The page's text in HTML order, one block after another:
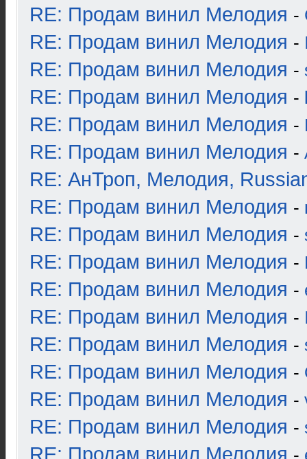
RE: Продам винил Мелодия -
RE: Продам винил Мелодия -
RE: Продам винил Мелодия -
RE: Продам винил Мелодия -
RE: Продам винил Мелодия -
RE: Продам винил Мелодия -
RE: АнТроп, Мелодия,
RE: Продам винил Мелодия -
RE: Продам винил Мелодия -
RE: Продам винил Мелодия -
RE: Продам винил Мелодия -
RE: Продам винил Мелодия -
RE: Продам винил Мелодия -
RE: Продам винил Мелодия -
RE: Продам винил Мелодия -
RE: Продам винил Мелодия -
RE: Продам винил Мелодия -